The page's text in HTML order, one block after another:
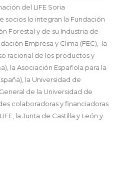
del LIFE Soria
socios lo integran la Fundación
Forestal y de su Industria de
Empresa y Clima (FEC), la
racional de los productos y
la Asociación Española para la
la Universidad de
de la Universidad de
colaboradoras y financiadoras
la Junta de Castilla y León y